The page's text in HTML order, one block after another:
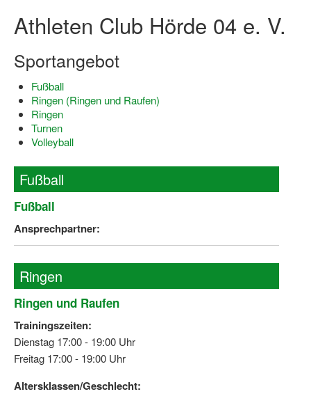
Villa Froschloch
Qualifizierung
SSB Qualifizierungen
Übersicht Qualifizierungswege
Fachtag Bildung braucht Bewegung
Erste-Hilfe-Ausbildung
Projekte
Open Sports Day
Dortmund lernt Schwimmen
Mädchen in Mannschaftssportarten
Athleten Club Hörde 04 e. V.
Sportangebot
Fußball
Ringen (Ringen und Raufen)
Ringen
Turnen
Volleyball
Fußball
Fußball
Ansprechpartner:
Ringen
Ringen und Raufen
Trainingszeiten:
Dienstag 17:00 - 19:00 Uhr
Freitag 17:00 - 19:00 Uhr
Altersklassen/Geschlecht: